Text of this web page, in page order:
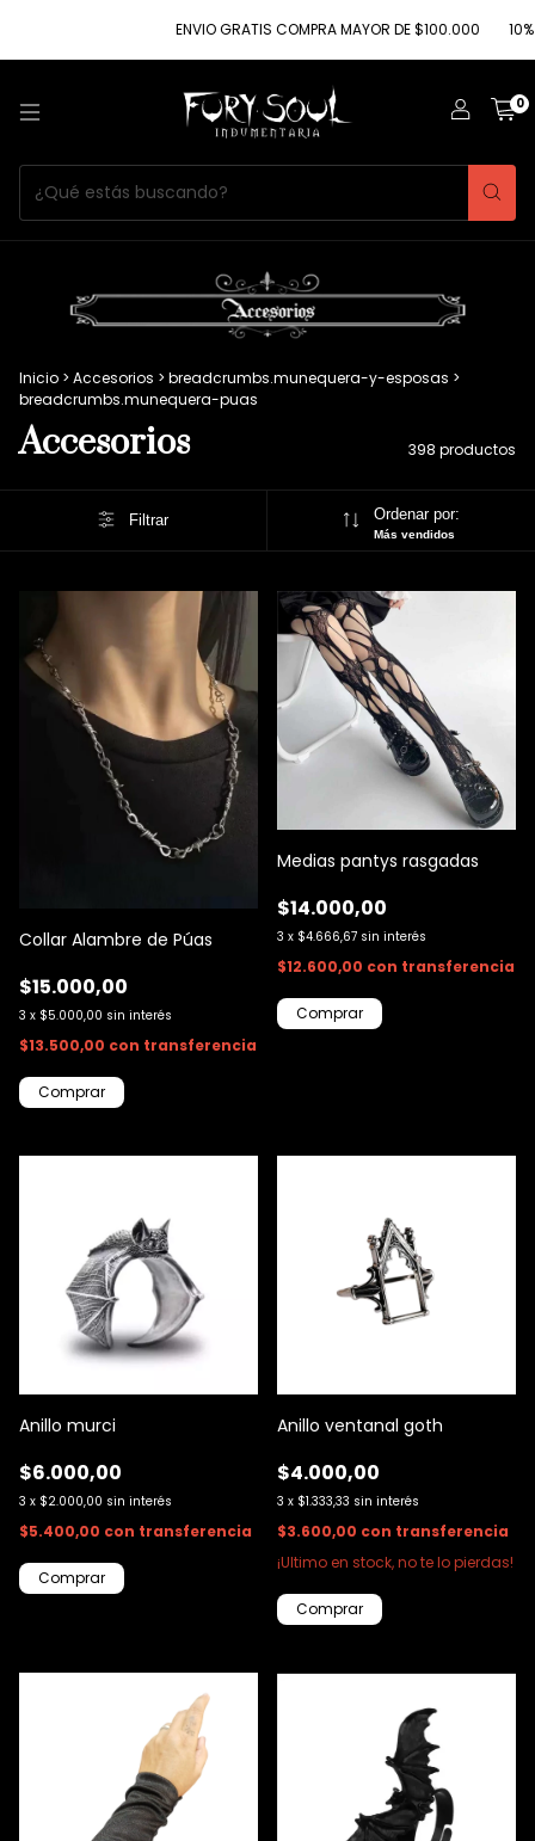
ENVIO GRATIS COMPRA MAYOR DE $100.000 10% DE
0
Inicio > Accesorios > breadcrumbs.munequera-y-esposas >
breadcrumbs.munequera-puas
Accesorios 398 productos
Filtrar Ordenar por:
Más vendidos
Collar Alambre de Púas
$15.000,00
3 x $5.000,00 sin interés
$13.500,00 con transferencia
Medias pantys rasgadas
$14.000,00
3 x $4.666,67 sin interés
$12.600,00 con transferencia
Anillo murci
$6.000,00
3 x $2.000,00 sin interés
$5.400,00 con transferencia
Anillo ventanal goth
$4.000,00
3 x $1.333,33 sin interés
$3.600,00 con transferencia
¡Ultimo en stock, no te lo pierdas!